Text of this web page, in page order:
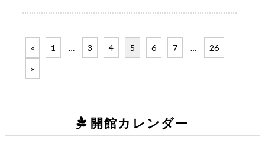
« 1 … 3 4 5 6 7 … 26
»
開館カレンダー